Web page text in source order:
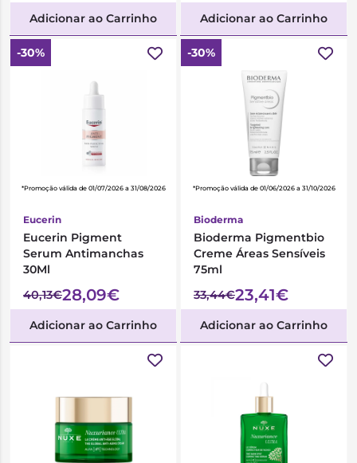
Adicionar ao Carrinho Adicionar ao Carrinho
-30%
*Promoção válida de 01/07/2026 a 31/08/2026
Eucerin
Eucerin Pigment
Serum Antimanchas
30Ml
40,13€28,09€
Adicionar ao Carrinho
-30%
*Promoção válida de 01/06/2026 a 31/10/2026
Bioderma
Bioderma Pigmentbio
Creme Áreas Sensíveis
75ml
33,44€23,41€
Adicionar ao Carrinho